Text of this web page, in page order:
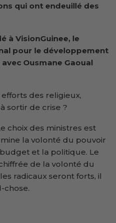
qui ont endeuillé des
à VisionGuinee, le
pour le développement
Ousmane Gaoual
des religieux,
sortir de crise ?
choix des ministres est
la volonté du pouvoir
et la politique. Le
de la volonté du
radicaux seront forts, il
chose.